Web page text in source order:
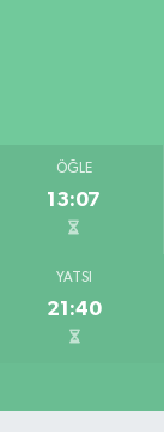
ÖĞLE
13:07
YATSI
21:40